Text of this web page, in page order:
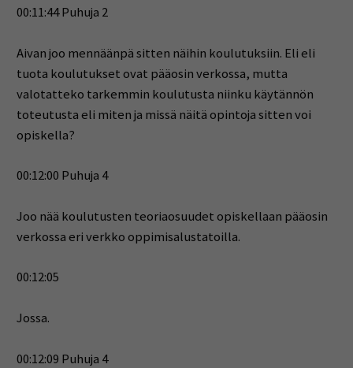
00:11:44 Puhuja 2
Aivan joo mennäänpä sitten näihin koulutuksiin. Eli eli
tuota koulutukset ovat pääosin verkossa, mutta
valotatteko tarkemmin koulutusta niinku käytännön
toteutusta eli miten ja missä näitä opintoja sitten voi
opiskella?
00:12:00 Puhuja 4
Joo nää koulutusten teoriaosuudet opiskellaan pääosin
verkossa eri verkko oppimisalustatoilla.
00:12:05
Jossa.
00:12:09 Puhuja 4